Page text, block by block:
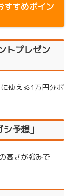
すすめポイン
トプレゼン
使える1万円分ポ
予想」
高さが強みで